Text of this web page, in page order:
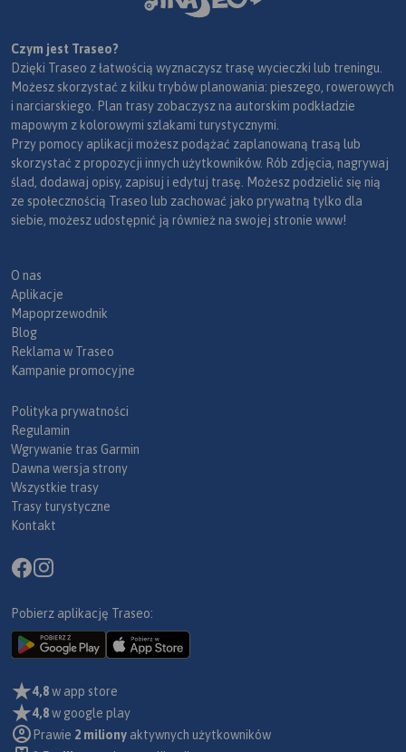
Czym jest Traseo?
Dzięki Traseo z łatwością wyznaczysz trasę wycieczki lub treningu.
Możesz skorzystać z kilku trybów planowania: pieszego, rowerowych
i narciarskiego. Plan trasy zobaczysz na autorskim podkładzie
mapowym z kolorowymi szlakami turystycznymi.
Przy pomocy aplikacji możesz podążać zaplanowaną trasą lub
skorzystać z propozycji innych użytkowników. Rób zdjęcia, nagrywaj
ślad, dodawaj opisy, zapisuj i edytuj trasę. Możesz podzielić się nią
ze społecznością Traseo lub zachować jako prywatną tylko dla
siebie, możesz udostępnić ją również na swojej stronie www!
O nas
Aplikacje
Mapoprzewodnik
Blog
Reklama w Traseo
Kampanie promocyjne
Polityka prywatności
Regulamin
Wgrywanie tras Garmin
Dawna wersja strony
Wszystkie trasy
Trasy turystyczne
Kontakt
Pobierz aplikację Traseo:
4,8w app store
4,8w google play
Prawie 2 miliony aktywnych użytkowników